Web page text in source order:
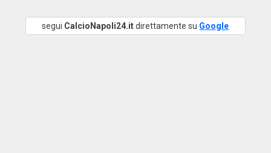
segui CalcioNapoli24.itdirettamente su Google